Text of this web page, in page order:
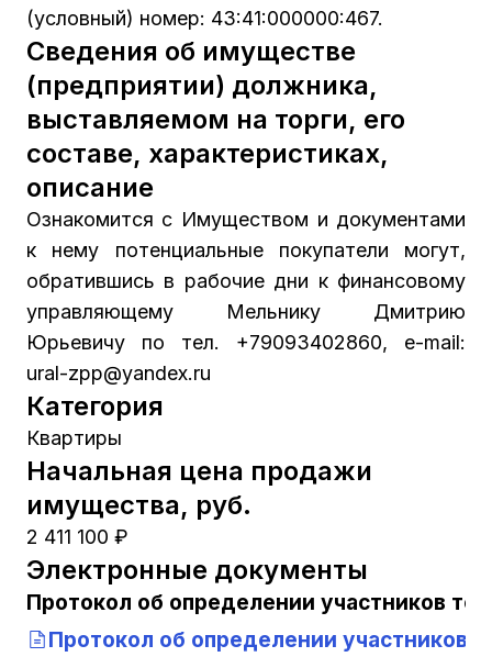
(условный) номер: 43:41:000000:467.
Сведения об имуществе
(предприятии) должника,
выставляемом на торги, его
составе, характеристиках,
описание
Ознакомится с Имуществом и документами
к нему потенциальные покупатели могут,
обратившись в рабочие дни к финансовому
управляющему Мельнику Дмитрию
Юрьевичу по тел. +79093402860, e-mail:
ural-zpp@yandex.ru
Категория
Квартиры
Начальная цена продажи
имущества, руб.
2 411 100 ₽
Электронные документы
Протокол об определении участников
Протокол об определении участников